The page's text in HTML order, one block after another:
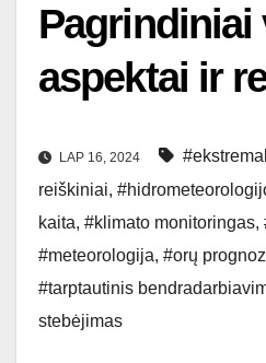
Pagrindiniai
aspektai ir
LAP 16, 2024
reiškiniai,
kaita, #klimato monitoringas,
#meteorologija, #orų
#tarptautinis
stebėjimas